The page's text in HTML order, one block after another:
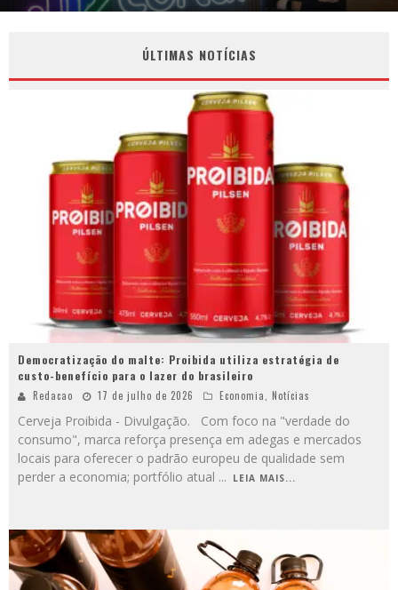
ÚLTIMAS NOTÍCIAS
Democratização do malte: Proibida utiliza estratégia de
custo-benefício para o lazer do brasileiro
Redacao 17 de julho de 2026 Economia, Notícias
Cerveja Proibida - Divulgação. Com foco na "verdade do
consumo", marca reforça presença em adegas e mercados
locais para oferecer o padrão europeu de qualidade sem
perder a economia; portfólio atual ... LEIA MAIS...